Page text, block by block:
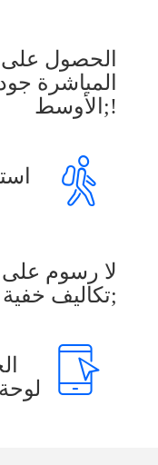
الحصول
المباشرة
الأوسط;!
لا رسوم على
تكاليف خفية;